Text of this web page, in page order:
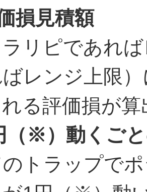
損見積額
リピであれ
レンジ上限
る評価損が
（※）動くご
トラップで